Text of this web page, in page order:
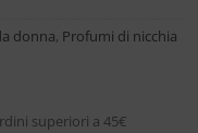
donna, Profumi di nicchia
superiori a 45€